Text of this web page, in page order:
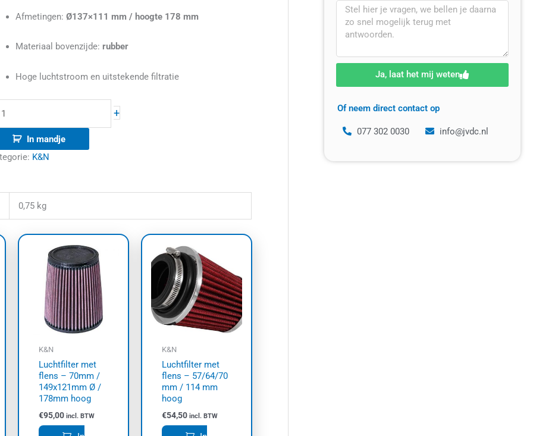
Afmetingen: Ø137×111 mm / hoogte 178 mm
Materiaal bovenzijde: rubber
Hoge luchtstroom en uitstekende filtratie
+
In mandje
K&N
0,75 kg
K&N
Luchtfilter met
flens – 70mm /
149x121mm Ø /
178mm hoog
€95,00 incl. BTW
K&N
Luchtfilter met
flens – 57/64/70
mm / 114 mm
hoog
€54,50 incl. BTW
Ja, laat het mij weten
Of neem direct contact op
077 302 0030 info@jvdc.nl